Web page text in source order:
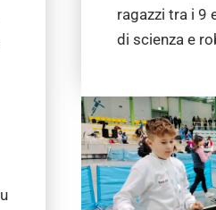
ragazzi tra i 9
di scienza e